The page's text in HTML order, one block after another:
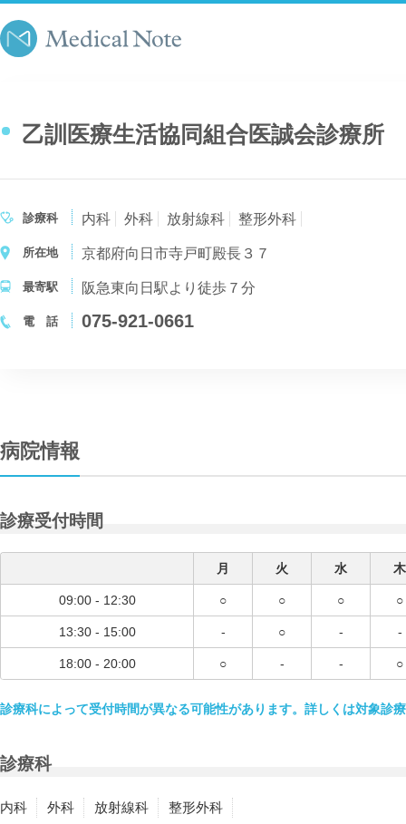
乙訓医療生活協同組合医誠会診療所
診療科 内科 外科 放射線科 整形外科
所在地 京都府向日市寺戸町殿長３７
最寄駅 阪急東向日駅より徒歩７分
電 話 075-921-0661
病院情報
診療受付時間
月 火 水 木
09:00 - 12:30 ○ ○ ○ ○
13:30 - 15:00 - ○ - -
18:00 - 20:00 ○ - - ○
診療科によって受付時間が異なる可能性があります。詳しくは対象診
診療科
内科 外科 放射線科 整形外科